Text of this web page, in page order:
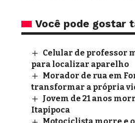
Você pode gostar
Celular de professor
para localizar aparelho
Morador de rua em
transformar a própria
Jovem de 21 anos
Itapipoca